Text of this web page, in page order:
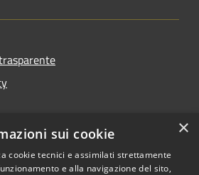
×
sui cookie
cookie tecnici e assimilati strettamente
e alla navigazione del sito,